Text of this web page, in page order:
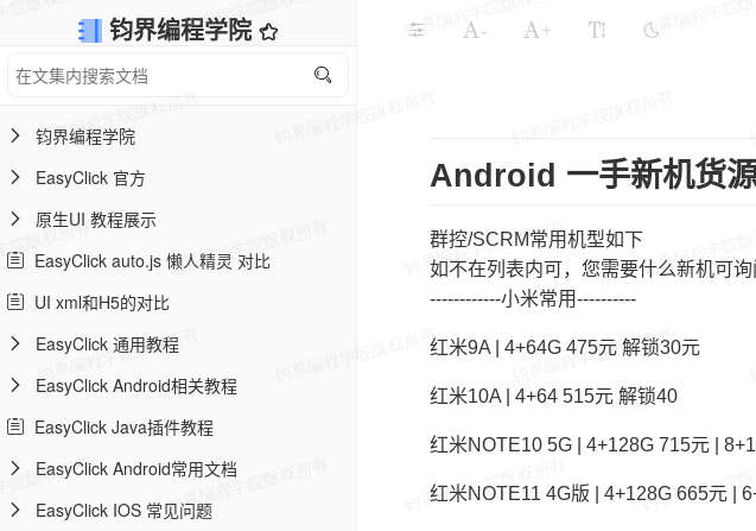
钧界编程学院
钧界编程学院
EasyClick 官方
原生UI 教程展示
EasyClick auto.js 懒人精灵 对比
UI xml和H5的对比
EasyClick 通用教程
EasyClick Android相关教程
EasyClick Java插件教程
EasyClick Android常用文档
EasyClick IOS 常见问题
- +
Android 一手新机货
群控/SCRM常用机型如下
如不在列表内可，您需要什么新机可
------------小米常用----------
红米9A | 4+64G 475元 解锁30元
红米10A | 4+64 515元 解锁40
红米NOTE10 5G | 4+128G 715元 |
红米NOTE11 4G版 | 4+128G 665元 |